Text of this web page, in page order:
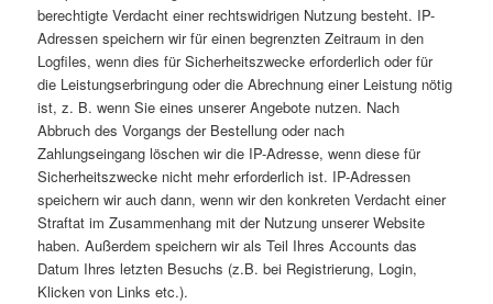
berechtigte Verdacht einer rechtswidrigen Nutzung besteht. IP-
Adressen speichern wir für einen begrenzten Zeitraum in den
Logfiles, wenn dies für Sicherheitszwecke erforderlich oder für
die Leistungserbringung oder die Abrechnung einer Leistung nötig
ist, z. B. wenn Sie eines unserer Angebote nutzen. Nach
Abbruch des Vorgangs der Bestellung oder nach
Zahlungseingang löschen wir die IP-Adresse, wenn diese für
Sicherheitszwecke nicht mehr erforderlich ist. IP-Adressen
speichern wir auch dann, wenn wir den konkreten Verdacht einer
Straftat im Zusammenhang mit der Nutzung unserer Website
haben. Außerdem speichern wir als Teil Ihres Accounts das
Datum Ihres letzten Besuchs (z.B. bei Registrierung, Login,
Klicken von Links etc.).